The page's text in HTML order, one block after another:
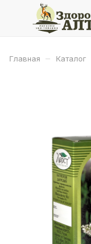
Главная – Каталог